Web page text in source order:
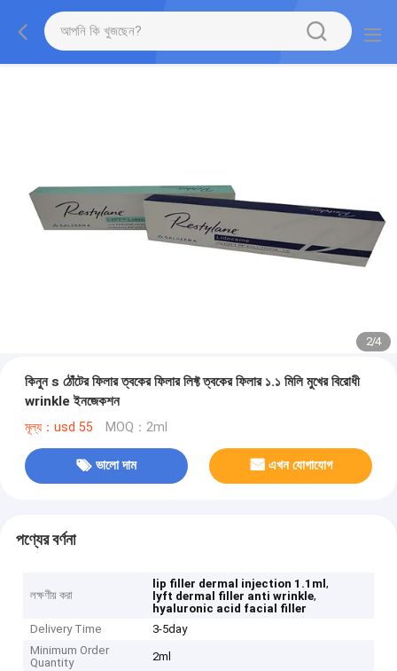
2/4
কিনুন s ঠোঁটের ফিলার ত্বকের ফিলার লিফ্ট ত্বকের ফিলার ১.১ মিলি মুখের বিরোধী
wrinkle ইনজেকশন
মূল্য：usd 55 MOQ：2ml
ভালো দাম এখন যোগাযোগ
পণ্যের বর্ণনা
লক্ষণীয় করা
lip filler dermal injection 1.1ml,
lyft dermal filler anti wrinkle,
hyaluronic acid facial filler
Delivery Time
3-5day
Minimum Order
Quantity
2ml